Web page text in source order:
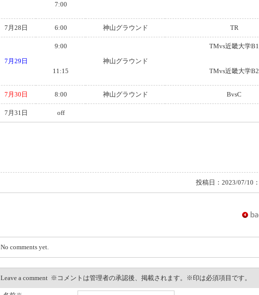
7:00
7月28日 6:00 神山グラウンド TR
7月29日
9:00
11:15
神山グラウンド
TMvs近畿大学B1
TMvs近畿大学B2
7月30日 8:00 神山グラウンド BvsC
7月31日 off
投稿日：2023/07/10：
No comments yet.
Leave a comment ※コメントは管理者の承認後、掲載されます。※印は必須項目です。